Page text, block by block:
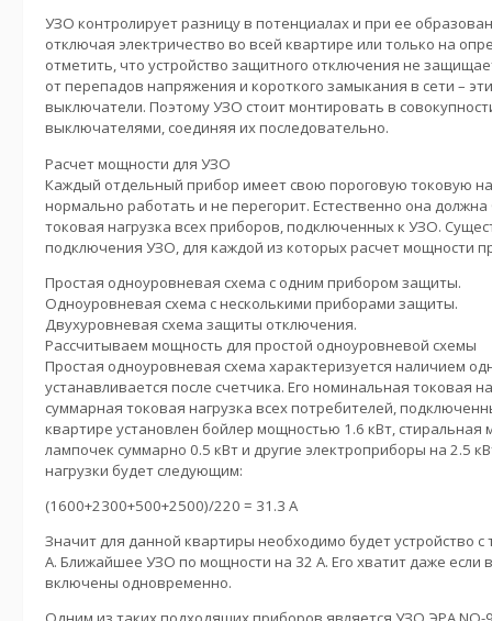
УЗО контролирует разницу в потенциалах и при ее
отключая электричество во всей квартире или только на
отметить, что устройство защитного отключения не
от перепадов напряжения и короткого замыкания в сети –
выключатели. Поэтому УЗО стоит монтировать в
выключателями, соединяя их последовательно.
Расчет мощности для УЗО
Каждый отдельный прибор имеет свою пороговую токовую
нормально работать и не перегорит. Естественно она
токовая нагрузка всех приборов, подключенных к УЗО.
подключения УЗО, для каждой из которых расчет мощности
Простая одноуровневая схема с одним прибором защиты.
Одноуровневая схема с несколькими приборами защиты.
Двухуровневая схема защиты отключения.
Рассчитываем мощность для простой одноуровневой схемы
Простая одноуровневая схема характеризуется наличием
устанавливается после счетчика. Его номинальная токовая
суммарная токовая нагрузка всех потребителей,
квартире установлен бойлер мощностью 1.6 кВт, стиральная
лампочек суммарно 0.5 кВт и другие электроприборы на 2.5
нагрузки будет следующим:
(1600+2300+500+2500)/220 = 31.3 А
Значит для данной квартиры необходимо будет устройство с
А. Ближайшее УЗО по мощности на 32 А. Его хватит даже если
включены одновременно.